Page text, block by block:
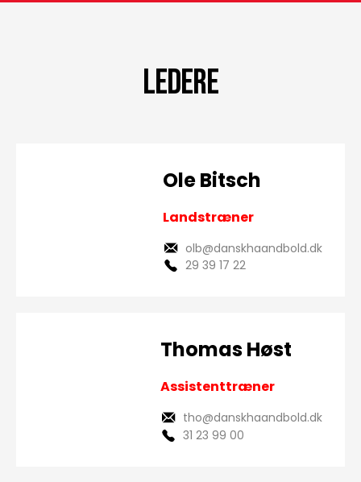
Ledere
29 39 17 22
olb@danskhaandbold.dk
Landstræner
Ole Bitsch
31 23 99 00
tho@danskhaandbold.dk
Assistenttræner
Thomas Høst